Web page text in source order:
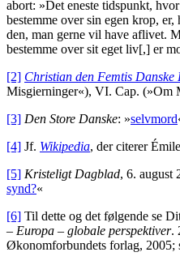
abort: »Det eneste tidspunkt,
bestemme over sin egen krop,
den, man gerne vil have aflivet.
bestemme over sit eget liv[,] er
[2] Christian den Femtis Danske
Misgierninger«), VI. Cap. (»Om
[3] Den Store Danske: »selvmord
[4] Jf. Wikipedia, der citerer
[5] Kristeligt Dagblad, 6. august
synd?«
[6] Til dette og det følgende se
– Europa – globale perspektiver.
Økonomforbundets forlag, 2005;